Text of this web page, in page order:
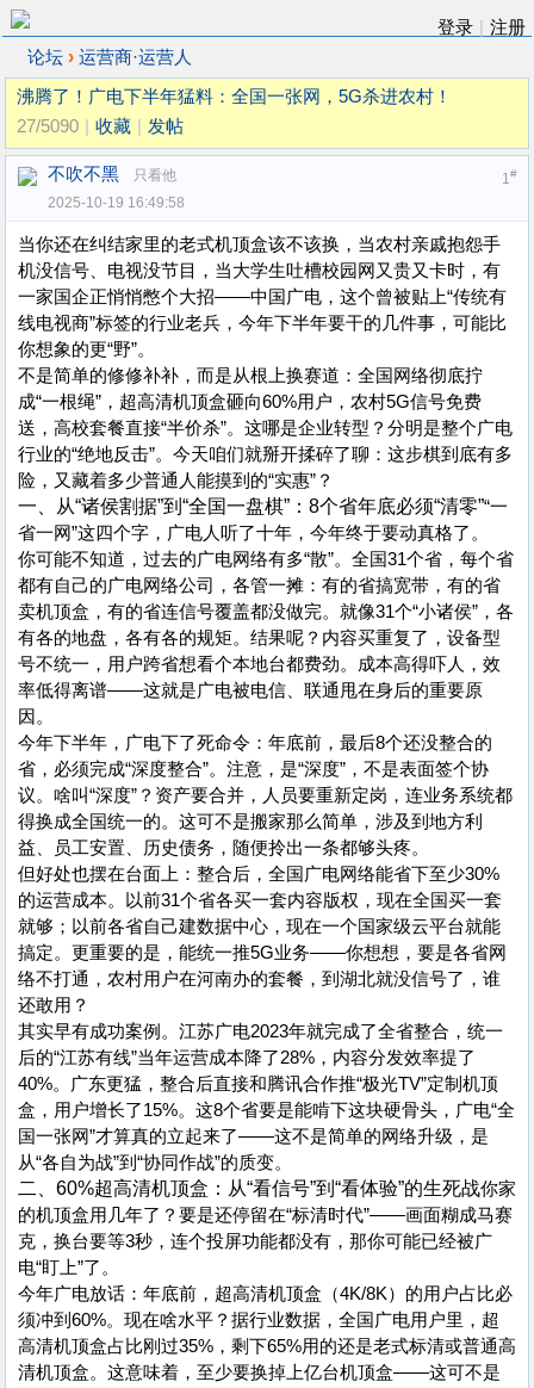
登录
注册
论坛 › 运营商·运营人
沸腾了！广电下半年猛料：全国一张网，5G杀进农村！
27/5090
收藏 发帖
1#
不吹不黑
只看他
2025-10-19 16:49:58
当你还在纠结家里的老式机顶盒该不该换，当农村亲戚抱怨手
机没信号、电视没节目，当大学生吐槽校园网又贵又卡时，有
一家国企正悄悄憋个大招——中国广电，这个曾被贴上“传统有
线电视商”标签的行业老兵，今年下半年要干的几件事，可能比
你想象的更“野”。
不是简单的修修补补，而是从根上换赛道：全国网络彻底拧
成“一根绳”，超高清机顶盒砸向60%用户，农村5G信号免费
送，高校套餐直接“半价杀”。这哪是企业转型？分明是整个广电
行业的“绝地反击”。今天咱们就掰开揉碎了聊：这步棋到底有多
险，又藏着多少普通人能摸到的“实惠”？
一、从“诸侯割据”到“全国一盘棋”：8个省年底必须“清零”“一
省一网”这四个字，广电人听了十年，今年终于要动真格了。
你可能不知道，过去的广电网络有多“散”。全国31个省，每个省
都有自己的广电网络公司，各管一摊：有的省搞宽带，有的省
卖机顶盒，有的省连信号覆盖都没做完。就像31个“小诸侯”，各
有各的地盘，各有各的规矩。结果呢？内容买重复了，设备型
号不统一，用户跨省想看个本地台都费劲。成本高得吓人，效
率低得离谱——这就是广电被电信、联通甩在身后的重要原
因。
今年下半年，广电下了死命令：年底前，最后8个还没整合的
省，必须完成“深度整合”。注意，是“深度”，不是表面签个协
议。啥叫“深度”？资产要合并，人员要重新定岗，连业务系统都
得换成全国统一的。这可不是搬家那么简单，涉及到地方利
益、员工安置、历史债务，随便拎出一条都够头疼。
但好处也摆在台面上：整合后，全国广电网络能省下至少30%
的运营成本。以前31个省各买一套内容版权，现在全国买一套
就够；以前各省自己建数据中心，现在一个国家级云平台就能
搞定。更重要的是，能统一推5G业务——你想想，要是各省网
络不打通，农村用户在河南办的套餐，到湖北就没信号了，谁
还敢用？
其实早有成功案例。江苏广电2023年就完成了全省整合，统一
后的“江苏有线”当年运营成本降了28%，内容分发效率提了
40%。广东更猛，整合后直接和腾讯合作推“极光TV”定制机顶
盒，用户增长了15%。这8个省要是能啃下这块硬骨头，广电“全
国一张网”才算真的立起来了——这不是简单的网络升级，是
从“各自为战”到“协同作战”的质变。
二、60%超高清机顶盒：从“看信号”到“看体验”的生死战你家
的机顶盒用几年了？要是还停留在“标清时代”——画面糊成马赛
克，换台要等3秒，连个投屏功能都没有，那你可能已经被广
电“盯上”了。
今年广电放话：年底前，超高清机顶盒（4K/8K）的用户占比必
须冲到60%。现在啥水平？据行业数据，全国广电用户里，超
高清机顶盒占比刚过35%，剩下65%用的还是老式标清或普通高
清机顶盒。这意味着，至少要换掉上亿台机顶盒——这可不是